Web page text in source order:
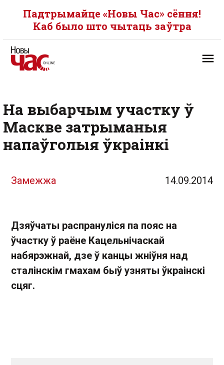
Падтрымайце «Новы Час» сёння!
Каб было што чытаць заўтра
На выбарчым участку ў
Маскве затрыманыя
напаўголыя ўкраінкі
Замежжа 14.09.2014
Дзяўчаты распрануліся па пояс на
ўчастку ў раёне Кацельнічаскай
набярэжнай, дзе ў канцы жніўня над
сталінскім гмахам быў узняты ўкраінскі
сцяг.